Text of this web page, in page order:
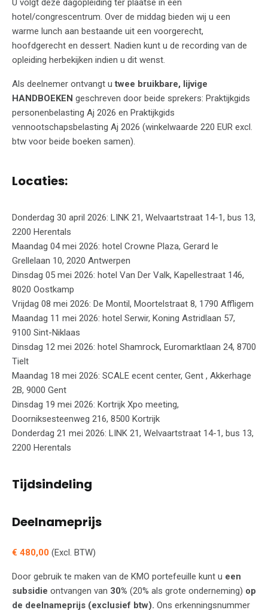
U volgt deze dagopleiding ter plaatse in een
hotel/congrescentrum. Over de middag bieden wij u een
warme lunch aan bestaande uit een voorgerecht,
hoofdgerecht en dessert. Nadien kunt u de recording van de
opleiding herbekijken indien u dit wenst.
Als deelnemer ontvangt utwee bruikbare, lijvige
HANDBOEKEN geschreven door beide sprekers: Praktijkgids
personenbelasting Aj 2026 en Praktijkgids
vennootschapsbelasting Aj 2026 (winkelwaarde 220 EUR excl.
btw voor beide boeken samen).
Locaties:
Donderdag 30 april 2026: LINK 21, Welvaartstraat 14-1, bus 13,
2200 Herentals
Maandag 04 mei 2026: hotel Crowne Plaza, Gerard le
Grellelaan 10, 2020 Antwerpen
Dinsdag 05 mei 2026: hotel Van Der Valk, Kapellestraat 146,
8020 Oostkamp
Vrijdag 08 mei 2026: De Montil, Moortelstraat 8, 1790 Affligem
Maandag 11 mei 2026: hotel Serwir, Koning Astridlaan 57,
9100 Sint-Niklaas
Dinsdag 12 mei 2026: hotel Shamrock, Euromarktlaan 24, 8700
Tielt
Maandag 18 mei 2026: SCALE ecent center, Gent , Akkerhage
2B, 9000 Gent
Dinsdag 19 mei 2026: Kortrijk Xpo meeting,
Doorniksesteenweg 216, 8500 Kortrijk
Donderdag 21 mei 2026: LINK 21, Welvaartstraat 14-1, bus 13,
2200 Herentals
Tijdsindeling
Deelnameprijs
€ 480,00 (Excl. BTW)
Door gebruik te maken van de KMO portefeuille kunt u een
subsidie ontvangen van 30% (20% als grote onderneming) op
de deelnameprijs (exclusief btw). Ons erkenningsnummer